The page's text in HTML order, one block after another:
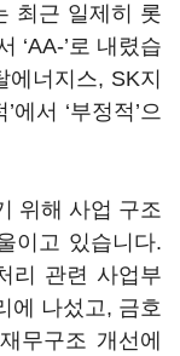
최근 일제히 롯
‘AA-’로 내렸습
너지스, SK지
에서 ‘부정적’으
위해 사업 구조
이고 있습니다.
리 관련 사업부
에 나섰고, 금호
무구조 개선에